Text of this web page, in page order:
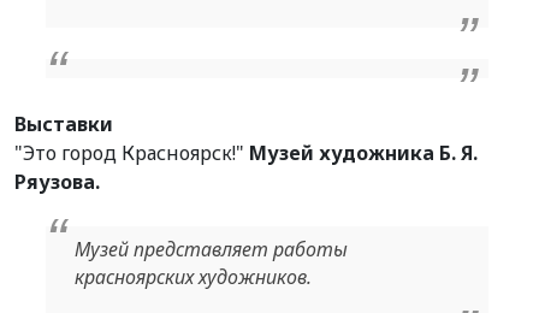
Выставки
"Это город Красноярск!" Музей художника Б. Я.
Ряузова.
Музей представляет работы
красноярских художников.